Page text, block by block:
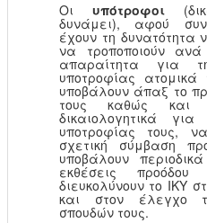
Οι υπότροφοι
δυνάμει), αφού
έχουν τη δυνατότητα
να τροποποιούν
απαραίτητα για
υποτροφίας ατομικά
υποβάλουν άπαξ το
τους καθώς και
δικαιολογητικά
υποτροφίας τους,
σχετική σύμβαση
υποβάλουν
εκθέσεις προόδου
διευκολύνουν το ΙΚΥ
και στον έλεγχο
σπουδών τους.